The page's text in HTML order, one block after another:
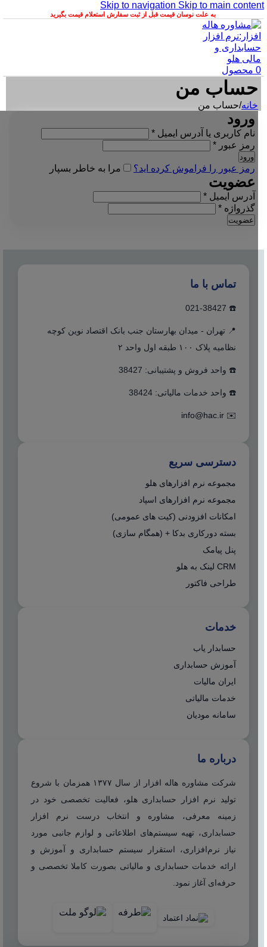
Skip to navigation Skip to main content
به علت نوسان قیمت قبل از ثبت سفارش استعلام قیمت بگیرید
0 محصول
حساب من
خانه/حساب من
ورود
نام کاربری یا آدرس ایمیل *الزامی
رمز عبور *الزامی
ورود
رمز عبور را فراموش کرده اید؟ مرا به خاطر بسپار
عضویت
آدرس ایمیل *الزامی
گذرواژه *الزامی
عضویت
تماس با ما
☎️ 021-38427
📍 تهران - میدان بهارستان جنب بانک اقتصاد نوین کوچه
نظامیه پلاک ۱۰۰ طبقه اول واحد ۲
☎️ واحد فروش و پشتیبانی: 38427
☎️ واحد خدمات مالیاتی: 38424
✉️
info@hac.ir
دسترسی سریع
مجموعه نرم افزارهای هلو
مجموعه نرم افزارهای اسپاد
امکانات افزودنی (کیت های عمومی)
بسته دورکاری بدکا + (همگام سازی)
پنل پیامک
CRM لینک به هلو
طراحی فاکتور
خدمات
حسابدار یاب
آموزش حسابداری
ایران مالیات
خدمات مالیاتی
سامانه مودیان
درباره ما
شرکت مشاوره هاله افزار از سال ۱۳۷۷ همزمان با شروع
تولید نرم افزار حسابداری هلو، فعالیت تخصصی خود در
زمینه معرفی، مشاوره و انتخاب درست نرم افزار
حسابداری، تهیه سیستم‌های اطلاعاتی و لوازم جانبی مورد
نیاز نرم‌افزاری، استقرار سیستم حسابداری و آموزش و
ارائه خدمات حسابداری و مالیاتی بصورت کاملا تخصصی و
حرفه‌ای آغاز نمود.